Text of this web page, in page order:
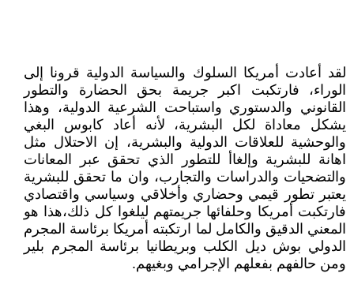
لقد أعادت أمريكا السلوك والسياسة الدولية قرونا إلى
الوراء، فارتكبت اكبر جريمة بحق الحضارة والتطور
القانوني والدستوري واستباحت الشرعية الدولية، وهذا
يشكل معاداة لكل البشرية، لأنه أعاد كابوس البغي
والوحشية للعلاقات الدولية والبشرية، إن الاحتلال مثل
اهانة للبشرية وإلغاأ للتطور الذي تحقق عبر المعانات
والتضحيات والدراسات والتجارب، وان ما تحقق للبشرية
يعتبر تطور قيمي وحضاري وأخلاقي وسياسي واقتصادي
فارتكبت أمريكا وحلفائها جريمتهم ليلغوا كل ذلك،هذا هو
المعني الدقيق والكامل لما ارتكبته أمريكا برئاسة المجرم
الدولي بوش ديل الكلب وبريطانيا برئاسة المجرم بلير
ومن حالفهم بفعلهم الإجرامي وبغيهم.